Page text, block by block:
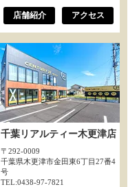
店舗紹介 アクセス
千葉リアルティー木更津店
〒292-0009
千葉県木更津市金田東6丁目27番4
号
TEL:0438-97-7821